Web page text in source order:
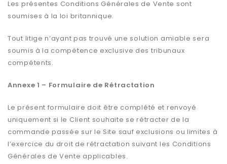
Les présentes Conditions Générales de Vente sont
soumises à la loi britannique.
Tout litige n’ayant pas trouvé une solution amiable sera
soumis à la compétence exclusive des tribunaux
compétents.
Annexe 1 – Formulaire de Rétractation
Le présent formulaire doit être complété et renvoyé
uniquement si le Client souhaite se rétracter de la
commande passée sur le Site sauf exclusions ou limites à
l’exercice du droit de rétractation suivant les Conditions
Générales de Vente applicables.